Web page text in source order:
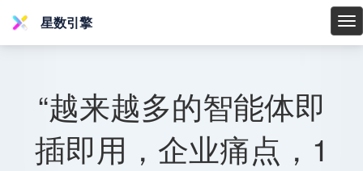
星
星数引擎
“越来越多的智能体即
插即用，企业痛点，1